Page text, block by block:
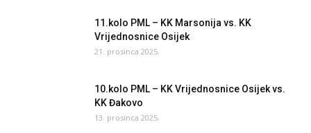
11.kolo PML – KK Marsonija vs. KK
Vrijednosnice Osijek
21. prosinca 2025.
10.kolo PML – KK Vrijednosnice Osijek vs.
KK Đakovo
13. prosinca 2025.